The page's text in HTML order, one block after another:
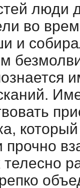
люди
во
и
который
телесно